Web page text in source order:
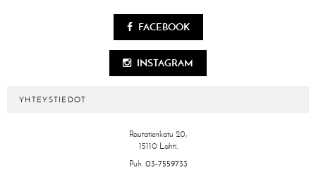
FACEBOOK
INSTAGRAM
YHTEYSTIEDOT
Rautatienkatu 20,
15110 Lahti.
Puh. 03-7559733